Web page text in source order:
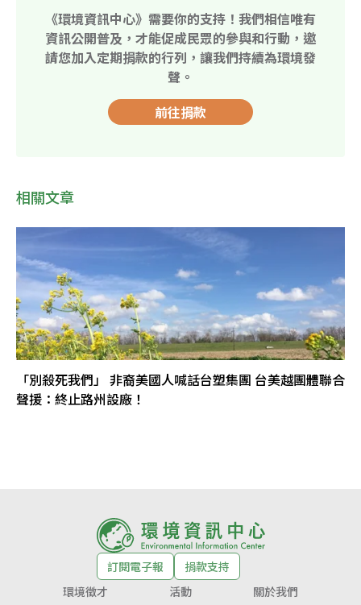
《環境資訊中心》需要你的支持！我們相信唯有
資訊公開普及，才能促成民眾的參與和行動，邀
請您加入定期捐款的行列，讓我們持續為環境發
聲。
前往捐款
相關文章
「別殺死我們」 非裔美國人喊話台塑集團 台美越團體聯合
聲援：終止路州設廠！
訂閱電子報
捐款支持
環境徵才
活動 關於我們